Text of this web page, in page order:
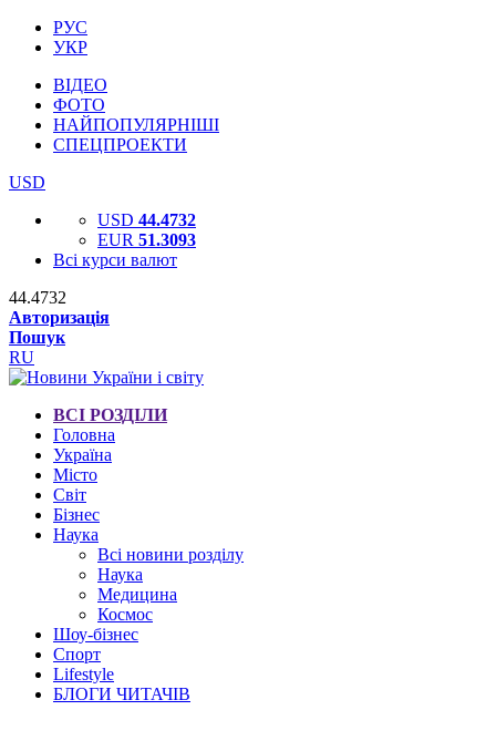
РУС
УКР
ВІДЕО
ФОТО
НАЙПОПУЛЯРНІШІ
СПЕЦПРОЕКТИ
USD
USD 44.4732
EUR 51.3093
Всі курси валют
44.4732
Авторизація
Пошук
RU
ВСІ РОЗДІЛИ
Головна
Україна
Місто
Світ
Бізнес
Наука
Всі новини розділу
Наука
Медицина
Космос
Шоу-бізнес
Спорт
Lifestyle
БЛОГИ ЧИТАЧІВ